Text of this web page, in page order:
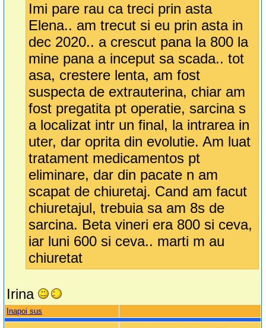
Imi pare rau ca treci prin asta
Elena.. am trecut si eu prin asta in
dec 2020.. a crescut pana la 800 la
mine pana a inceput sa scada.. tot
asa, crestere lenta, am fost
suspecta de extrauterina, chiar am
fost pregatita pt operatie, sarcina s
a localizat intr un final, la intrarea in
uter, dar oprita din evolutie. Am luat
tratament medicamentos pt
eliminare, dar din pacate n am
scapat de chiuretaj. Cand am facut
chiuretajul, trebuia sa am 8s de
sarcina. Beta vineri era 800 si ceva,
iar luni 600 si ceva.. marti m au
chiuretat
Irina
Inapoi sus